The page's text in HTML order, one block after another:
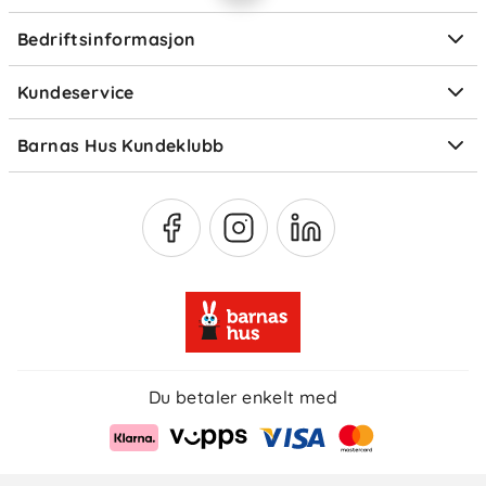
Bedriftsinformasjon
Størrelsesguider
Kundeservice
Ofte stilte spørsmål
Om Klarna
Barnas Hus Kundeklubb
Medlemsvilkår
Du betaler enkelt med